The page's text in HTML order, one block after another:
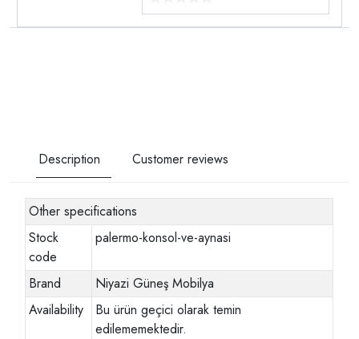
Description Customer reviews
Other specifications
Stock
code
palermo-konsol-ve-aynasi
Brand
Niyazi Güneş Mobilya
Availability
Bu ürün geçici olarak temin
edilememektedir.